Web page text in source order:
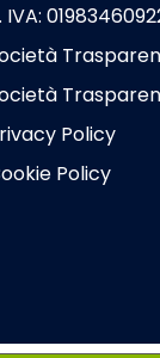
IVA:
Policy
Policy